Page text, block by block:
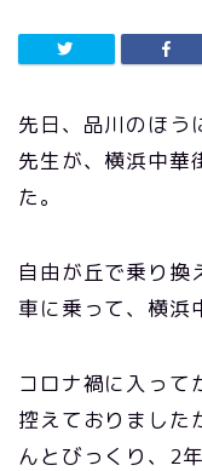
先日、品川のほう
先生が、横浜中華
た。
自由が丘で乗り換
車に乗って、横浜
コロナ禍に入って
控えておりました
んとびっくり、2